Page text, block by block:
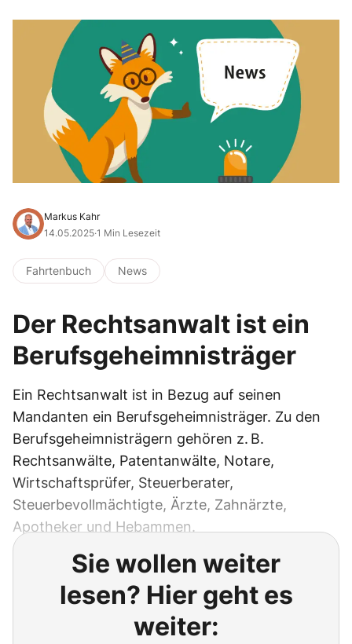
Markus Kahr
14.05.2025·1 Min Lesezeit
Fahrtenbuch News
Der Rechtsanwalt ist ein
Berufsgeheimnisträger
Ein Rechtsanwalt ist in Bezug auf seinen
Mandanten ein Berufsgeheimnisträger. Zu den
Berufsgeheimnisträgern gehören z. B.
Rechtsanwälte, Patentanwälte, Notare,
Wirtschaftsprüfer, Steuerberater,
Steuerbevollmächtigte, Ärzte, Zahnärzte,
Apotheker und Hebammen.
Sie wollen weiter
lesen? Hier geht es
weiter: